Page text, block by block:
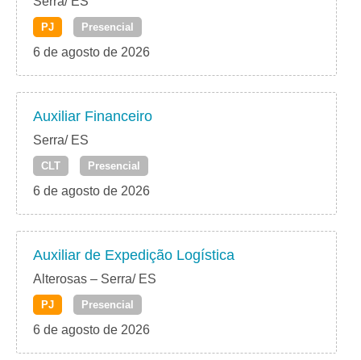
PJ Presencial
6 de agosto de 2026
Auxiliar Financeiro
Serra/ ES
CLT Presencial
6 de agosto de 2026
Auxiliar de Expedição Logística
Alterosas – Serra/ ES
PJ Presencial
6 de agosto de 2026